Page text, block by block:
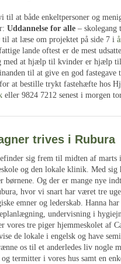
til at både enkeltpersoner og
Uddannelse for alle – skolegang
at læse om projektet på side 7 i
lande oftest er de mest
med at hjælp til kvinder er hjælp
til at give en god
at bestille trykt fastehæfte hos
eller 9824 7212 senest i morgen
trives i Rubura
sig frem til midten af
og den lokale klinik. Med sig
børnene. Og der er mange nye
hvor vi snart har været tre
emner og lederskab. Hanna
undervisning i
vores tre piger hjemmeskolet af
de lokale i engelsk og have
os til et anderledes liv nogle
termitter i vores hus samt en